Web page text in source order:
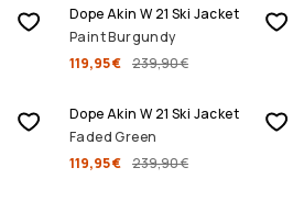
Dope Akin W 21 Ski Jacket
Paint Burgundy
119,95 € 239,90 €
REBAJAS
Dope Akin W 21 Ski Jacket
Faded Green
119,95 € 239,90 €
REBAJAS